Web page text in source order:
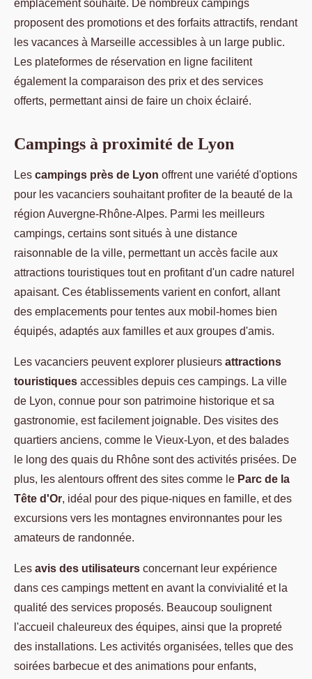
emplacement souhaité. De nombreux campings
proposent des promotions et des forfaits attractifs, rendant
les vacances à Marseille accessibles à un large public.
Les plateformes de réservation en ligne facilitent
également la comparaison des prix et des services
offerts, permettant ainsi de faire un choix éclairé.
Campings à proximité de Lyon
Les campings près de Lyon offrent une variété d'options
pour les vacanciers souhaitant profiter de la beauté de la
région Auvergne-Rhône-Alpes. Parmi les meilleurs
campings, certains sont situés à une distance
raisonnable de la ville, permettant un accès facile aux
attractions touristiques tout en profitant d'un cadre naturel
apaisant. Ces établissements varient en confort, allant
des emplacements pour tentes aux mobil-homes bien
équipés, adaptés aux familles et aux groupes d'amis.
Les vacanciers peuvent explorer plusieurs attractions
touristiques accessibles depuis ces campings. La ville
de Lyon, connue pour son patrimoine historique et sa
gastronomie, est facilement joignable. Des visites des
quartiers anciens, comme le Vieux-Lyon, et des balades
le long des quais du Rhône sont des activités prisées. De
plus, les alentours offrent des sites comme le Parc de la
Tête d'Or, idéal pour des pique-niques en famille, et des
excursions vers les montagnes environnantes pour les
amateurs de randonnée.
Les avis des utilisateurs concernant leur expérience
dans ces campings mettent en avant la convivialité et la
qualité des services proposés. Beaucoup soulignent
l'accueil chaleureux des équipes, ainsi que la propreté
des installations. Les activités organisées, telles que des
soirées barbecue et des animations pour enfants,